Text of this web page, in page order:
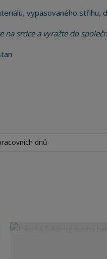
vypasovaného střihu,
na srdce a vyražte do
dnů